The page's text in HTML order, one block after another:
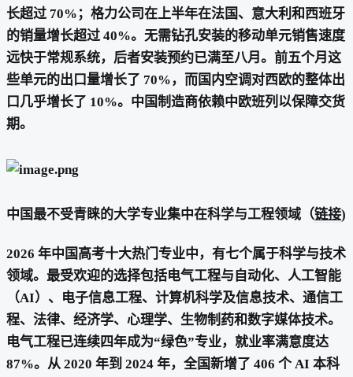
长超过 70%；格力公司在上半年在法国、意大利和西班牙
的销量增长超过 40%。无需钻孔安装的移动单元销售速度
远快于常规系统，后者安装预约已满至八月。前五个月这
些单元的出口量增长了 70%，而国内空调对西欧的整体出
口几乎增长了 10%。中国制造商依赖中欧班列以保障交货
期。
中国最不受青睐的大学专业集中在科学与工程领域（链接)
2026 年中国高考十大热门专业中，有七个属于科学与技术
领域。最受欢迎的选择包括电气工程与自动化、人工智能
（AI）、电子信息工程、计算机科学及信息技术、通信工
程、法律、经济学、心理学、生物制药和数字媒体技术。
电气工程已连续四年成为“绿色”专业，就业率满意度达
87%。从 2020 年到 2024 年，全国新增了 406 个 AI 本科